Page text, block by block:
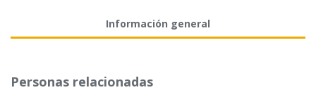
Información general
Personas relacionadas